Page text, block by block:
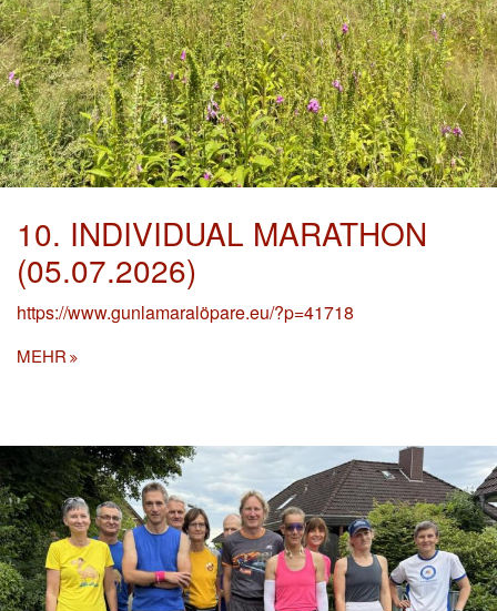
10. INDIVIDUAL MARATHON
(05.07.2026)
https://www.gunlamaralöpare.eu/?p=41718
MEHR